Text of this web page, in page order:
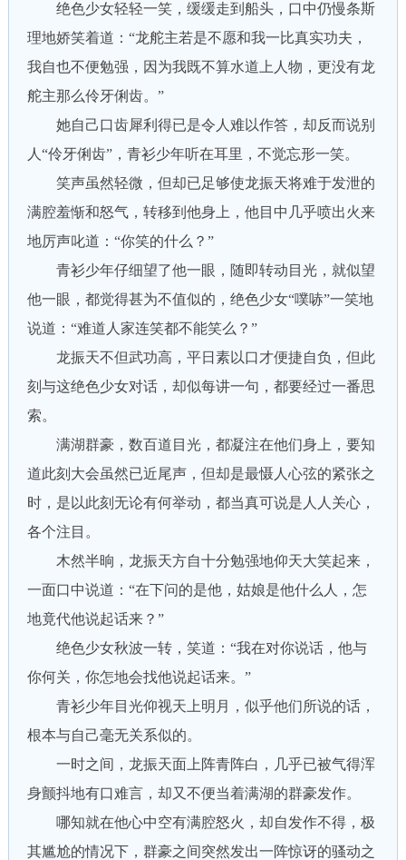
绝色少女轻轻一笑，缓缓走到船头，口中仍慢条斯
理地娇笑着道：“龙舵主若是不愿和我一比真实功夫，
我自也不便勉强，因为我既不算水道上人物，更没有龙
舵主那么伶牙俐齿。”
她自己口齿犀利得已是令人难以作答，却反而说别
人“伶牙俐齿”，青衫少年听在耳里，不觉忘形一笑。
笑声虽然轻微，但却已足够使龙振天将难于发泄的
满腔羞惭和怒气，转移到他身上，他目中几乎喷出火来
地厉声叱道：“你笑的什么？”
青衫少年仔细望了他一眼，随即转动目光，就似望
他一眼，都觉得甚为不值似的，绝色少女“噗哧”一笑地
说道：“难道人家连笑都不能笑么？”
龙振天不但武功高，平日素以口才便捷自负，但此
刻与这绝色少女对话，却似每讲一句，都要经过一番思
索。
满湖群豪，数百道目光，都凝注在他们身上，要知
道此刻大会虽然已近尾声，但却是最慑人心弦的紧张之
时，是以此刻无论有何举动，都当真可说是人人关心，
各个注目。
木然半晌，龙振天方自十分勉强地仰天大笑起来，
一面口中说道：“在下问的是他，姑娘是他什么人，怎
地竟代他说起话来？”
绝色少女秋波一转，笑道：“我在对你说话，他与
你何关，你怎地会找他说起话来。”
青衫少年目光仰视天上明月，似乎他们所说的话，
根本与自己毫无关系似的。
一时之间，龙振天面上阵青阵白，几乎已被气得浑
身颤抖地有口难言，却又不便当着满湖的群豪发作。
哪知就在他心中空有满腔怒火，却自发作不得，极
其尴尬的情况下，群豪之间突然发出一阵惊讶的骚动之